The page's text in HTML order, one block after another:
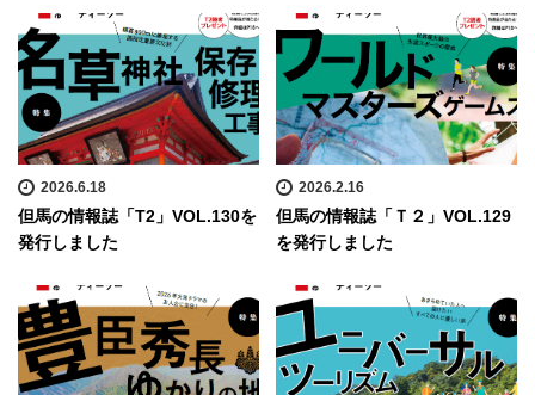
2026.6.18
但馬の情報誌「T2」VOL.130を
発行しました
2026.2.16
但馬の情報誌「Ｔ２」VOL.129
を発行しました